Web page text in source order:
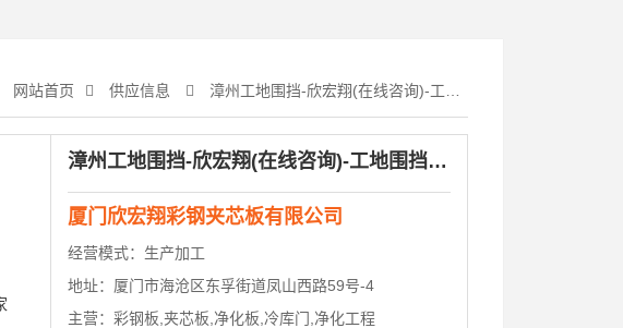
网站首页 供应信息 漳州工地围挡-欣宏翔(在线咨询)-工地围挡厂家
漳州工地围挡-欣宏翔(在线咨询)-工地围挡厂家
厦门欣宏翔彩钢夹芯板有限公司
经营模式： 生产加工
地址： 厦门市海沧区东孚街道凤山西路59号-4
主营： 彩钢板,夹芯板,净化板,冷库门,净化工程